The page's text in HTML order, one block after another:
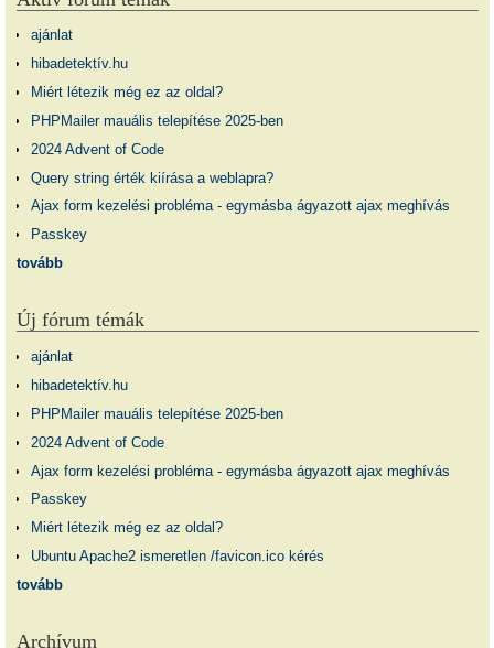
ajánlat
hibadetektív.hu
Miért létezik még ez az oldal?
PHPMailer mauális telepítése 2025-ben
2024 Advent of Code
Query string érték kiírása a weblapra?
Ajax form kezelési probléma - egymásba ágyazott ajax meghívás
Passkey
tovább
Új fórum témák
ajánlat
hibadetektív.hu
PHPMailer mauális telepítése 2025-ben
2024 Advent of Code
Ajax form kezelési probléma - egymásba ágyazott ajax meghívás
Passkey
Miért létezik még ez az oldal?
Ubuntu Apache2 ismeretlen /favicon.ico kérés
tovább
Archívum